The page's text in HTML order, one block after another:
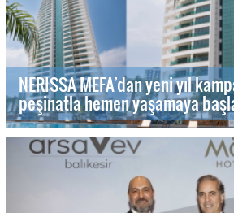
NERISSA MEFA’dan yeni yıl
peşinatla hemen yaşamaya